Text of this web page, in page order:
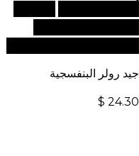
جيد رولر البنفسجية
$ 24.30